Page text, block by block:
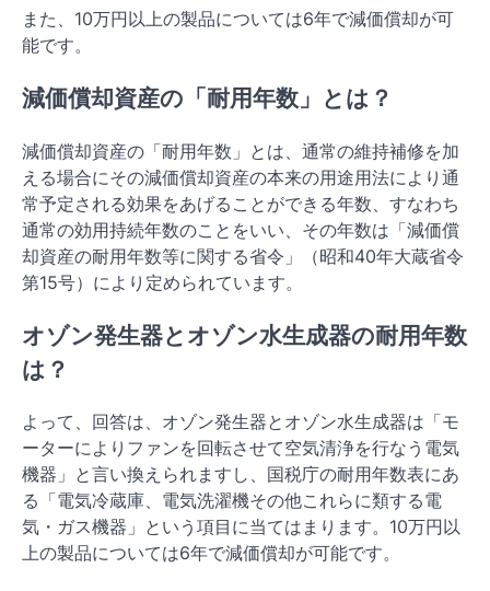
また、10万円以上の製品については6年で減価償却が可
能です。
減価償却資産の「耐用年数」とは？
減価償却資産の「耐用年数」とは、通常の維持補修を加
える場合にその減価償却資産の本来の用途用法により通
常予定される効果をあげることができる年数、すなわち
通常の効用持続年数のことをいい、その年数は「減価償
却資産の耐用年数等に関する省令」（昭和40年大蔵省令
第15号）により定められています。
オゾン発生器とオゾン水生成器の耐用年数
は？
よって、回答は、オゾン発生器とオゾン水生成器は「モ
ーターによりファンを回転させて空気清浄を行なう電気
機器」と言い換えられますし、国税庁の耐用年数表にあ
る「電気冷蔵庫、電気洗濯機その他これらに類する電
気・ガス機器」という項目に当てはまります。10万円以
上の製品については6年で減価償却が可能です。